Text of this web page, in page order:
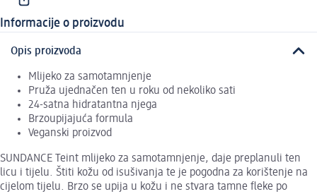
Informacije o proizvodu
Opis proizvoda
Mlijeko za samotamnjenje
Pruža ujednačen ten u roku od nekoliko sati
24-satna hidratantna njega
Brzoupijajuća formula
Veganski proizvod
SUNDANCE Teint mlijeko za samotamnjenje, daje preplanuli ten
licu i tijelu. Štiti kožu od isušivanja te je pogodna za korištenje na
cijelom tijelu. Brzo se upija u kožu i ne stvara tamne fleke po